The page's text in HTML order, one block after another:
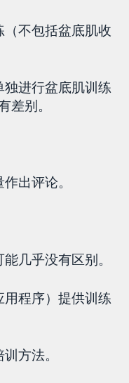
不包括盆底肌收
进行盆底肌训练
差别。
出评论。
几乎没有区别。
程序）提供训练
方法。